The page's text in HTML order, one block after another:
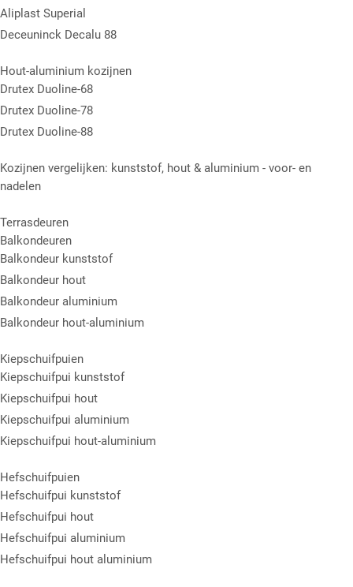
Aliplast Superial
Deceuninck Decalu 88
Hout-aluminium kozijnen
Drutex Duoline-68
Drutex Duoline-78
Drutex Duoline-88
Kozijnen vergelijken: kunststof, hout & aluminium - voor- en
nadelen
Terrasdeuren
Balkondeuren
Balkondeur kunststof
Balkondeur hout
Balkondeur aluminium
Balkondeur hout-aluminium
Kiepschuifpuien
Kiepschuifpui kunststof
Kiepschuifpui hout
Kiepschuifpui aluminium
Kiepschuifpui hout-aluminium
Hefschuifpuien
Hefschuifpui kunststof
Hefschuifpui hout
Hefschuifpui aluminium
Hefschuifpui hout aluminium